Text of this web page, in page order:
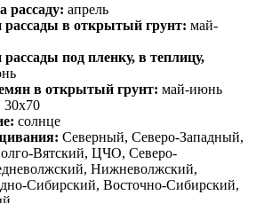
рассаду: апрель
в открытый грунт: май-
под пленку, в теплицу,
в открытый грунт: май-июнь
30х70
солнце
Северный, Северо-Западный,
Вятский, ЦЧО, Северо-
Нижневолжский,
Сибирский, Восточно-Сибирский,